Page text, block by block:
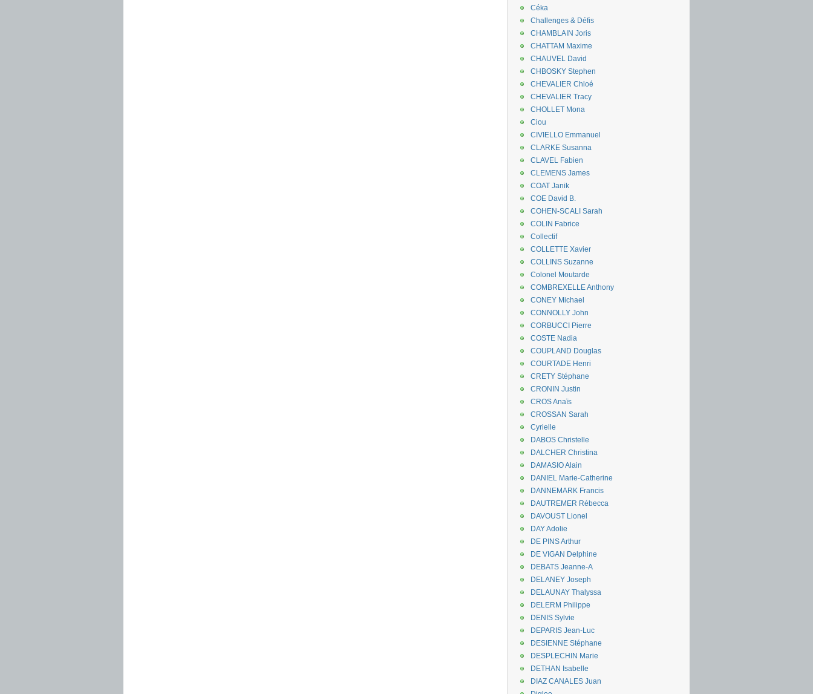
Céka
Challenges & Défis
CHAMBLAIN Joris
CHATTAM Maxime
CHAUVEL David
CHBOSKY Stephen
CHEVALIER Chloé
CHEVALIER Tracy
CHOLLET Mona
Ciou
CIVIELLO Emmanuel
CLARKE Susanna
CLAVEL Fabien
CLEMENS James
COAT Janik
COE David B.
COHEN-SCALI Sarah
COLIN Fabrice
Collectif
COLLETTE Xavier
COLLINS Suzanne
Colonel Moutarde
COMBREXELLE Anthony
CONEY Michael
CONNOLLY John
CORBUCCI Pierre
COSTE Nadia
COUPLAND Douglas
COURTADE Henri
CRETY Stéphane
CRONIN Justin
CROS Anaïs
CROSSAN Sarah
Cyrielle
DABOS Christelle
DALCHER Christina
DAMASIO Alain
DANIEL Marie-Catherine
DANNEMARK Francis
DAUTREMER Rébecca
DAVOUST Lionel
DAY Adolie
DE PINS Arthur
DE VIGAN Delphine
DEBATS Jeanne-A
DELANEY Joseph
DELAUNAY Thalyssa
DELERM Philippe
DENIS Sylvie
DEPARIS Jean-Luc
DESIENNE Stéphane
DESPLECHIN Marie
DETHAN Isabelle
DIAZ CANALES Juan